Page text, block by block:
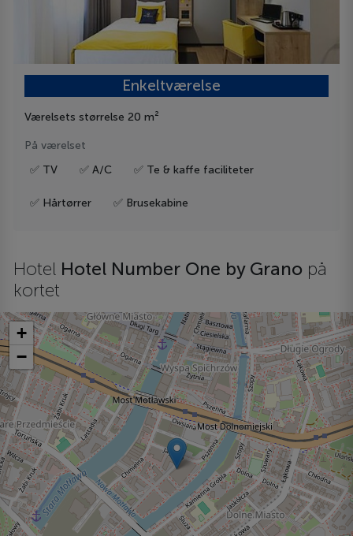
Enkeltværelse
Værelsets størrelse 20 m²
På værelset
✅ TV
✅ A/C ✅ Te & kaffe faciliteter
✅ Hårtørrer ✅ Brusekabine
Hotel Hotel Number One by Grano på
kortet
+
−